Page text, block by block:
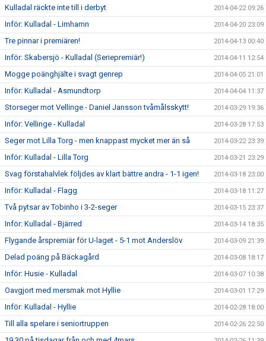
Kulladal räckte inte till i derbyt 2014-04-22 09:26
Inför: Kulladal - Limhamn 2014-04-20 23:09
Tre pinnar i premiären! 2014-04-13 00:40
Inför: Skabersjö - Kulladal (Seriepremiär!) 2014-04-11 12:54
Mogge poänghjälte i svagt genrep 2014-04-05 21:01
Inför: Kulladal - Asmundtorp 2014-04-04 11:37
Storseger mot Vellinge - Daniel Jansson tvåmålsskytt! 2014-03-29 19:36
Inför: Vellinge - Kulladal 2014-03-28 17:53
Seger mot Lilla Torg - men knappast mycket mer än så 2014-03-22 23:39
Inför: Kulladal - Lilla Torg 2014-03-21 23:29
Svag förstahalvlek följdes av klart bättre andra - 1-1 igen! 2014-03-18 23:00
Inför: Kulladal - Flagg 2014-03-18 11:27
Två pytsar av Tobinho i 3-2-seger 2014-03-15 23:37
Inför: Kulladal - Bjärred 2014-03-14 18:35
Flygande årspremiär för U-laget - 5-1 mot Anderslöv 2014-03-09 21:39
Delad poäng på Bäckagård 2014-03-08 18:17
Inför: Husie - Kulladal 2014-03-07 10:38
Oavgjort med mersmak mot Hyllie 2014-03-01 17:29
Inför: Kulladal - Hyllie 2014-02-28 18:00
Till alla spelare i seniortruppen 2014-02-26 22:50